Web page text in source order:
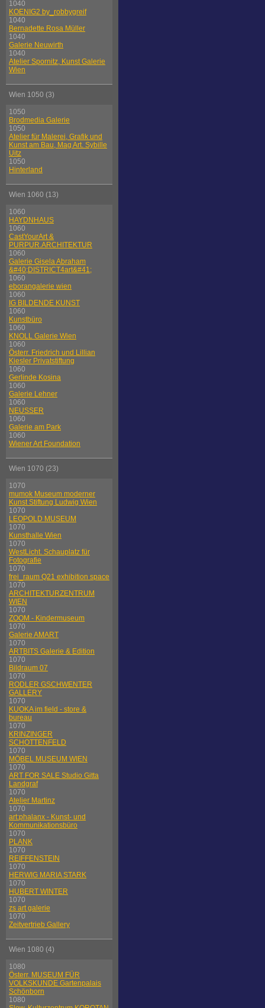
1040
KOENIG2 by_robbygreif
1040
Bernadette Rosa Müller
1040
Galerie Neuwirth
1040
Atelier Spornitz, Kunst Galerie
Wien
Wien 1050 (3)
1050
Brodmedia Galerie
1050
Atelier für Malerei, Grafik und
Kunst am Bau, Mag Art. Sybille
Uitz
1050
Hinterland
Wien 1060 (13)
1060
HAYDNHAUS
1060
CastYourArt &
PURPUR.ARCHITEKTUR
1060
Galerie Gisela Abraham
&#40;DISTRICT4art&#41;
1060
eborangalerie wien
1060
IG BILDENDE KUNST
1060
Kunstbüro
1060
KNOLL Galerie Wien
1060
Österr. Friedrich und Lillian
Kiesler Privatstiftung
1060
Gerlinde Kosina
1060
Galerie Lehner
1060
NEUSSER
1060
Galerie am Park
1060
Wiener Art Foundation
Wien 1070 (23)
1070
mumok Museum moderner
Kunst Stiftung Ludwig Wien
1070
LEOPOLD MUSEUM
1070
Kunsthalle Wien
1070
WestLicht. Schauplatz für
Fotografie
1070
frei_raum Q21 exhibition space
1070
ARCHITEKTURZENTRUM
WIEN
1070
ZOOM - Kindermuseum
1070
Galerie AMART
1070
ARTBITS Galerie & Edition
1070
Bildraum 07
1070
RODLER GSCHWENTER
GALLERY
1070
KUOKA im field - store &
bureau
1070
KRINZINGER
SCHOTTENFELD
1070
MÖBEL MUSEUM WIEN
1070
ART FOR SALE Studio Gitta
Landgraf
1070
Atelier Martinz
1070
art:phalanx - Kunst- und
Kommunikationsbüro
1070
PLANK
1070
REIFFENSTEIN
1070
HERWIG MARIA STARK
1070
HUBERT WINTER
1070
zs art galerie
1070
Zeitvertrieb Gallery
Wien 1080 (4)
1080
Österr. MUSEUM FÜR
VOLKSKUNDE Gartenpalais
Schönborn
1080